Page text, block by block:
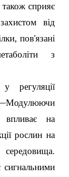
також сприяє
від
пов'язані
з
регуляції
Модулюючи
впливає на
рослин на